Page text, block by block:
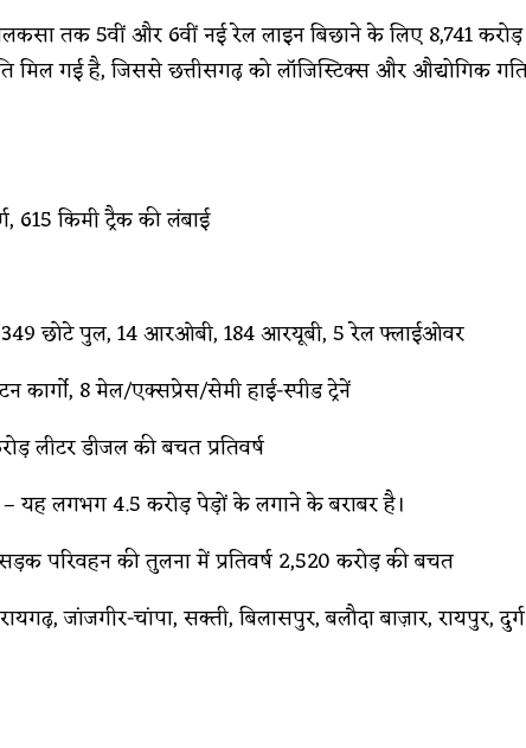
तक 5वीं और 6वीं नई रेल लाइन बिछाने के लिए ₹8,741
मिल गई है, जिससे छत्तीसगढ़ को लॉजिस्टिक्स और औद्योगिक
615 किमी ट्रैक की लंबाई
छोटे पुल, 14 आरओबी, 184 आरयूबी, 5 रेल फ्लाईओवर
कार्गो, 8 मेल/एक्सप्रेस/सेमी हाई-स्पीड ट्रेनें
लीटर डीजल की बचत प्रतिवर्ष
यह लगभग 4.5 करोड़ पेड़ों के लगाने के बराबर है।
परिवहन की तुलना में प्रतिवर्ष ₹2,520 करोड़ की बचत
जांजगीर-चांपा, सक्ती, बिलासपुर, बलौदा बाज़ार, रायपुर,